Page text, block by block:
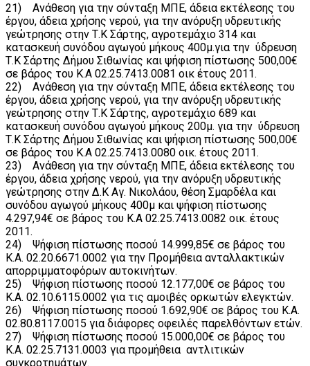
21) Ανάθεση για την σύνταξη ΜΠΕ, άδεια εκτέλεσης του
έργου, άδεια χρήσης νερού, για την ανόρυξη υδρευτικής
γεώτρησης στην Τ.Κ Σάρτης, αγροτεμάχιο 314 και
κατασκευή συνόδου αγωγού μήκους 400μ.για την ύδρευση
Τ.Κ Σάρτης Δήμου Σιθωνίας και ψήφιση πίστωσης 500,00€
σε βάρος του Κ.Α 02.25.7413.0081 οικ έτους 2011.
22) Ανάθεση για την σύνταξη ΜΠΕ, άδεια εκτέλεσης του
έργου, άδεια χρήσης νερού, για την ανόρυξη υδρευτικής
γεώτρησης στην Τ.Κ Σάρτης, αγροτεμάχιο 689 και
κατασκευή συνόδου αγωγού μήκους 200μ. για την ύδρευση
Τ.Κ Σάρτης Δήμου Σιθωνίας και ψήφιση πίστωσης 500,00€
σε βάρος του Κ.Α 02.25.7413.0080 οικ. έτους 2011.
23) Ανάθεση για την σύνταξη ΜΠΕ, άδεια εκτέλεσης του
έργου, άδεια χρήσης νερού, για την ανόρυξη υδρευτικής
γεώτρησης στην Δ.Κ Αγ. Νικολάου, θέση Σμαρδέλα και
συνόδου αγωγού μήκους 400μ και ψήφιση πίστωσης
4.297,94€ σε βάρος του Κ.Α 02.25.7413.0082 οικ. έτους
2011.
24) Ψήφιση πίστωσης ποσού 14.999,85€ σε βάρος του
Κ.Α. 02.20.6671.0002 για την Προμήθεια ανταλλακτικών
απορριμματοφόρων αυτοκινήτων.
25) Ψήφιση πίστωσης ποσού 12.177,00€ σε βάρος του
Κ.Α. 02.10.6115.0002 για τις αμοιβές ορκωτών ελεγκτών.
26) Ψήφιση πίστωσης ποσού 1.692,90€ σε βάρος του Κ.Α.
02.80.8117.0015 για διάφορες οφειλές παρελθόντων ετών.
27) Ψήφιση πίστωσης ποσού 15.000,00€ σε βάρος του
Κ.Α. 02.25.7131.0003 για προμήθεια αντλιτικών
συγκροτημάτων.